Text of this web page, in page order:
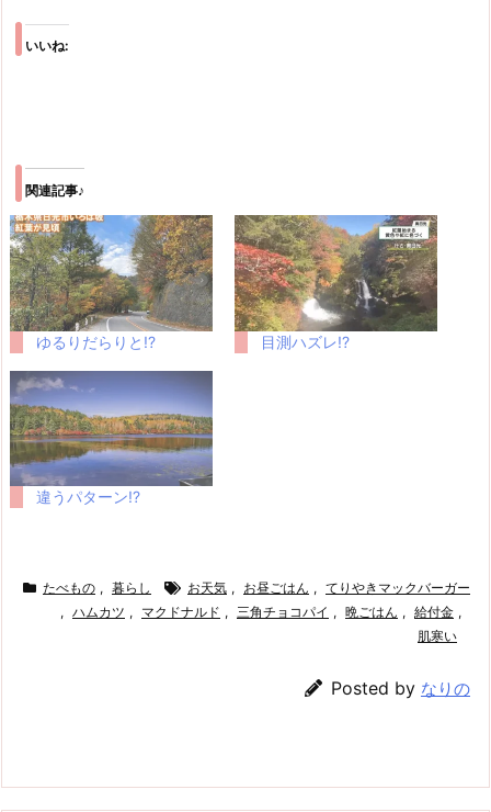
いいね:
関連記事♪
ゆるりだらりと!? 目測ハズレ!?
違うパターン!?
たべもの , 暮らし お天気 , お昼ごはん , てりやきマックバーガー
, ハムカツ , マクドナルド , 三角チョコパイ , 晩ごはん , 給付金 ,
肌寒い
Posted by なりの